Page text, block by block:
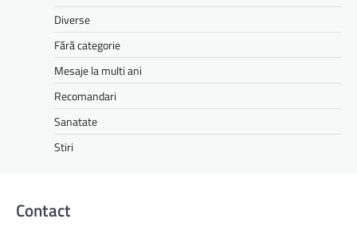
Diverse
Fără categorie
Mesaje la multi ani
Recomandari
Sanatate
Stiri
Contact